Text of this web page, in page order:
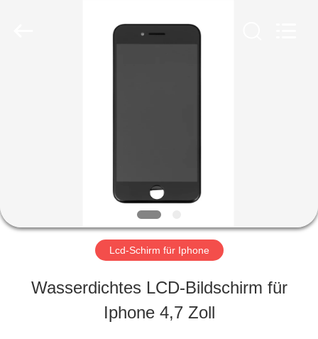
ÜBER
Lcd-Schirm für Iphone
Wasserdichtes LCD-Bildschirm für
Iphone 4,7 Zoll